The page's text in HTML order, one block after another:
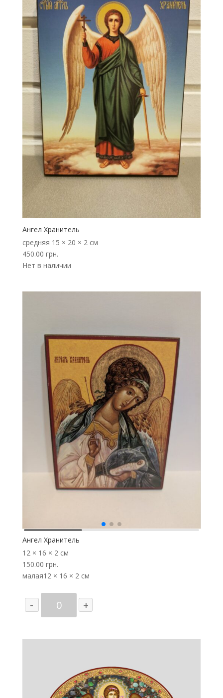
Ангел Хранитель
средняя 15 × 20 × 2 см
450.00 грн.
Нет в наличии
Ангел Хранитель
12 × 16 × 2 см
150.00 грн.
малая12 × 16 × 2 см
-
Количество
товара
+